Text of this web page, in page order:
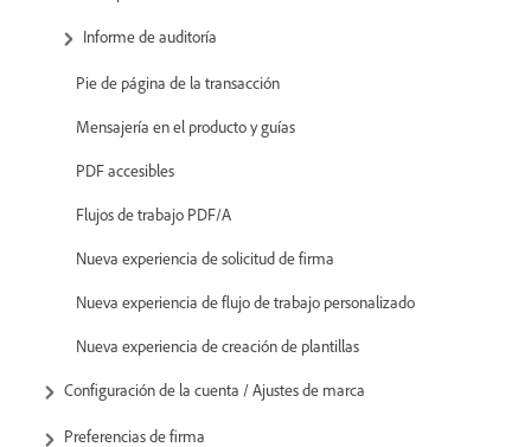
Informe de auditoría
Pie de página de la transacción
Mensajería en el producto y guías
PDF accesibles
Flujos de trabajo PDF/A
Nueva experiencia de solicitud de firma
Nueva experiencia de flujo de trabajo personalizado
Nueva experiencia de creación de plantillas
Configuración de la cuenta / Ajustes de marca
Preferencias de firma